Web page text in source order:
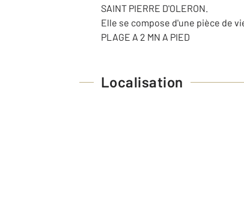
SAINT PIERRE D'OLERON.
Elle se compose d'une pièce de
PLAGE A 2 MN A PIED
Localisation